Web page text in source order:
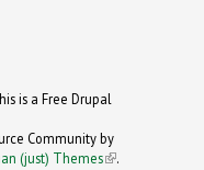
is a Free Drupal
Community by
(just) Themes (link is
.